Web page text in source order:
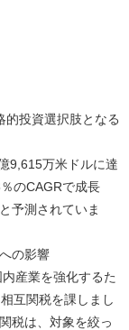
投資選択肢となる
9,615万米ドルに達
のCAGRで成長
予測されていま
の影響
産業を強化するた
互関税を課しまし
税は、対象を絞っ